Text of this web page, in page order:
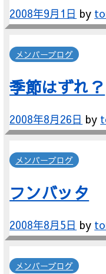
2008年9月1日 by
メンバーブログ
季節はずれ？
2008年8月26日 by
メンバーブログ
フンバッタ
2008年8月5日 by
メンバーブログ